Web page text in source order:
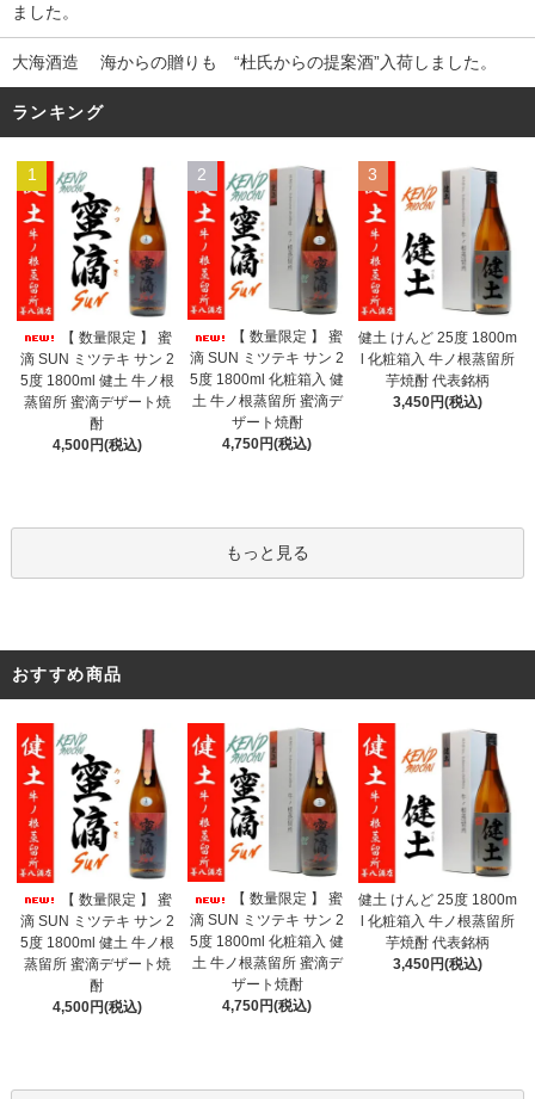
ました。
大海酒造 海からの贈りも “杜氏からの提案酒”入荷しました。
ランキング
1
【 数量限定 】 蜜
滴 SUN ミツテキ サン 2
5度 1800ml 健土 牛ノ根
蒸留所 蜜滴デザート焼
酎
4,500円(税込)
2
【 数量限定 】 蜜
滴 SUN ミツテキ サン 2
5度 1800ml 化粧箱入 健
土 牛ノ根蒸留所 蜜滴デ
ザート焼酎
4,750円(税込)
3
健土 けんど 25度 1800m
l 化粧箱入 牛ノ根蒸留所
芋焼酎 代表銘柄
3,450円(税込)
もっと見る
おすすめ商品
【 数量限定 】 蜜
滴 SUN ミツテキ サン 2
5度 1800ml 健土 牛ノ根
蒸留所 蜜滴デザート焼
酎
4,500円(税込)
【 数量限定 】 蜜
滴 SUN ミツテキ サン 2
5度 1800ml 化粧箱入 健
土 牛ノ根蒸留所 蜜滴デ
ザート焼酎
4,750円(税込)
健土 けんど 25度 1800m
l 化粧箱入 牛ノ根蒸留所
芋焼酎 代表銘柄
3,450円(税込)